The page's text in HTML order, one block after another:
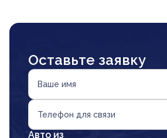
Оставьте заявку
Ваше имя
Телефон для связи
Авто из